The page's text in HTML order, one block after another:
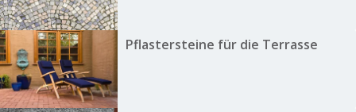
Pflastersteine für die Terrasse